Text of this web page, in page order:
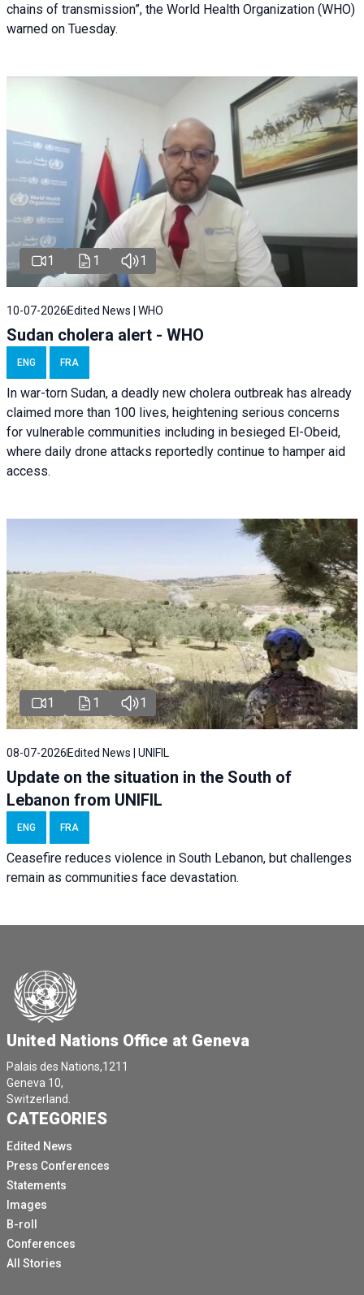
chains of transmission”, the World Health Organization (WHO)
warned on Tuesday.
1 1 1
10-07-2026 Edited News | WHO
Sudan cholera alert - WHO
ENG FRA
In war-torn Sudan, a deadly new cholera outbreak has already
claimed more than 100 lives, heightening serious concerns
for vulnerable communities including in besieged El-Obeid,
where daily drone attacks reportedly continue to hamper aid
access.
1 1 1
08-07-2026 Edited News | UNIFIL
Update on the situation in the South of
Lebanon from UNIFIL
ENG FRA
Ceasefire reduces violence in South Lebanon, but challenges
remain as communities face devastation.
United Nations Office at Geneva
Palais des Nations,1211
Geneva 10,
Switzerland.
CATEGORIES
Edited News
Press Conferences
Statements
Images
B-roll
Conferences
All Stories